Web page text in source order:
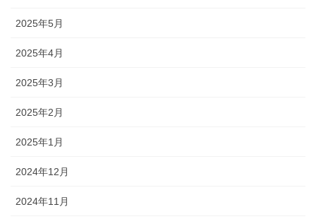
2025年5月
2025年4月
2025年3月
2025年2月
2025年1月
2024年12月
2024年11月